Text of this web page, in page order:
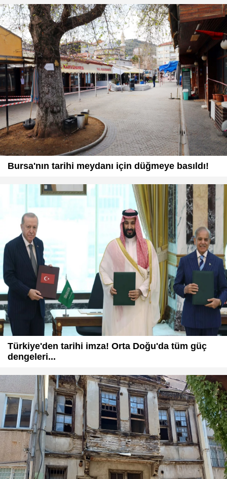
Bursa'nın tarihi meydanı için düğmeye basıldı!
Türkiye'den tarihi imza! Orta Doğu'da tüm güç
dengeleri...